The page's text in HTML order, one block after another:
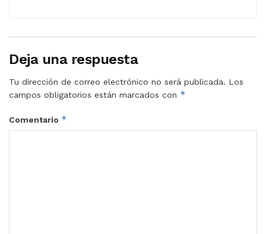
Deja una respuesta
Tu dirección de correo electrónico no será publicada. Los
campos obligatorios están marcados con *
Comentario *